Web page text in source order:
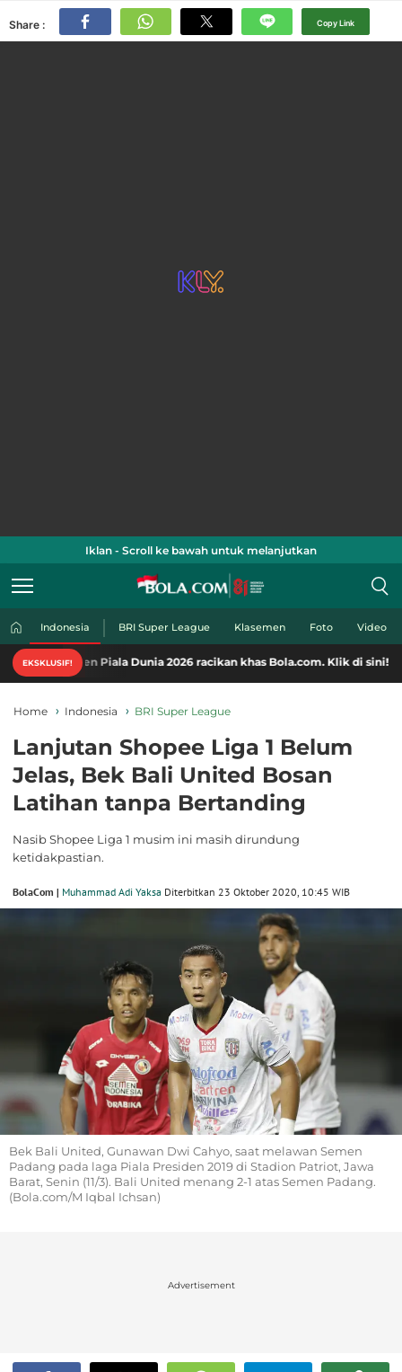
Share : Copy Link
Iklan - Scroll ke bawah untuk melanjutkan
Indonesia BRI Super League Klasemen Foto Video
EKSKLUSIF!
Piala Dunia 2026 racikan khas Bola.com. Klik di sini!
Home Indonesia BRI Super League
Lanjutan Shopee Liga 1 Belum
Jelas, Bek Bali United Bosan
Latihan tanpa Bertanding
Nasib Shopee Liga 1 musim ini masih dirundung
ketidakpastian.
BolaCom | Muhammad Adi Yaksa Diterbitkan 23 Oktober 2020, 10:45 WIB
Bek Bali United, Gunawan Dwi Cahyo, saat melawan Semen
Padang pada laga Piala Presiden 2019 di Stadion Patriot, Jawa
Barat, Senin (11/3). Bali United menang 2-1 atas Semen Padang.
(Bola.com/M Iqbal Ichsan)
Advertisement